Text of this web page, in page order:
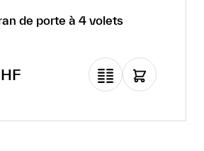
de porte à 4 volets
: